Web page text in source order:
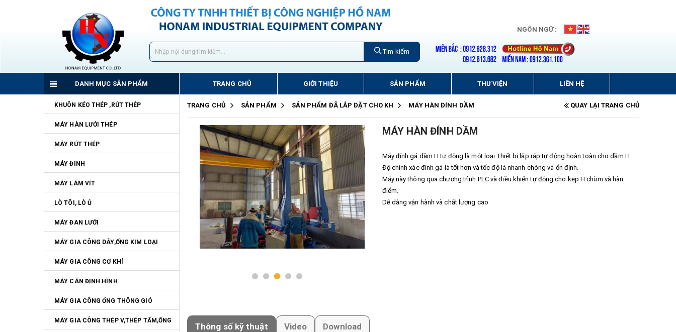
NGÔN NGỮ :
Tìm kiếm
DANH MỤC SẢN PHẨM TRANG CHỦ GIỚI THIỆU SẢN PHẨM THƯ VIỆN LIÊN HỆ
KHUÔN KÉO THÉP ,RÚT THÉP
MÁY HÀN LƯỚI THÉP
MÁY RÚT THÉP
MÁY ĐINH
MÁY LÀM VÍT
LÒ TÔI, LÒ Ủ
MÁY ĐAN LƯỚI
MÁY GIA CÔNG DÂY,ỐNG KIM LOẠI
MÁY GIA CÔNG CƠ KHÍ
MÁY CÁN ĐỊNH HÌNH
MÁY GIA CÔNG ỐNG THÔNG GIÓ
MÁY GIA CÔNG THÉP V,THÉP TẤM,ỐNG
TRANG CHỦ SẢN PHẨM SẢN PHẨM ĐÃ LẮP ĐẶT CHO KH MÁY HÀN ĐÍNH DẦM QUAY LẠI TRANG CHỦ
MÁY HÀN ĐÍNH DẦM
Máy đính gá dầm H tự động là một loại thiết bị lắp ráp tự động hoàn toàn cho dầm H.
Độ chính xác đính gá là tốt hơn và tốc độ là nhanh chóng và ổn định.
Máy này thông qua chương trình PLC và điều khiển tự động cho kẹp H chùm và hàn
điểm.
Dễ dàng vận hành và chất lượng cao
Thông số kỹ thuật Video Download